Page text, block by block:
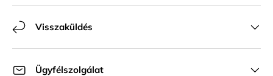
Visszaküldés
Ügyfélszolgálat